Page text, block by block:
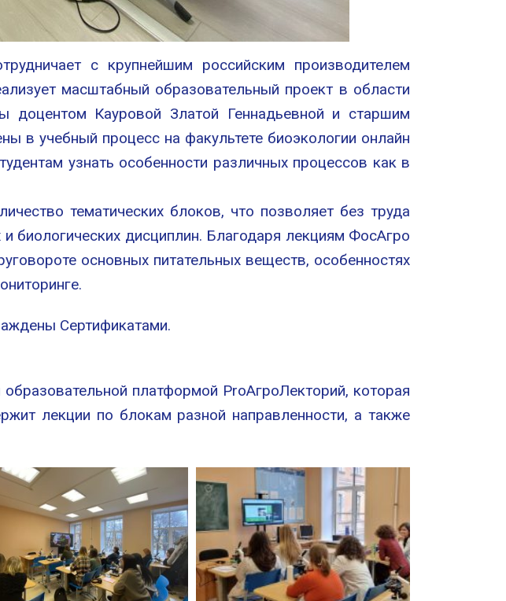
с крупнейшим российским производителем
масштабный образовательный проект в области
доцентом Кауровой Златой Геннадьевной и старшим
в учебный процесс на факультете биоэкологии онлайн
узнать особенности различных процессов как в
тематических блоков, что позволяет без труда
биологических дисциплин. Благодаря лекциям ФосАгро
основных питательных веществ, особенностях
Сертификатами.
платформой ProАгроЛекторий, которая
лекции по блокам разной направленности, а также